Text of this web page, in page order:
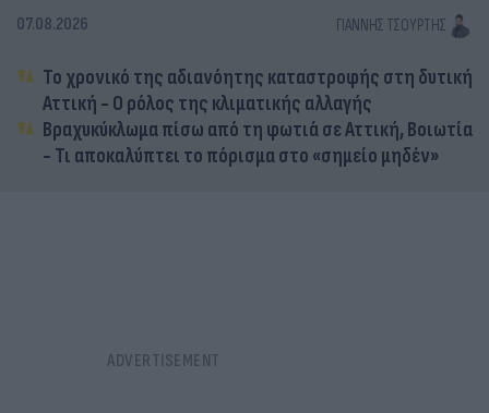
07.08.2026 ΓΙΆΝΝΗΣ ΤΣΟΎΡΤΗΣ
Το χρονικό της αδιανόητης καταστροφής στη δυτική
Αττική - Ο ρόλος της κλιματικής αλλαγής
Βραχυκύκλωμα πίσω από τη φωτιά σε Αττική, Βοιωτία
- Τι αποκαλύπτει το πόρισμα στο «σημείο μηδέν»